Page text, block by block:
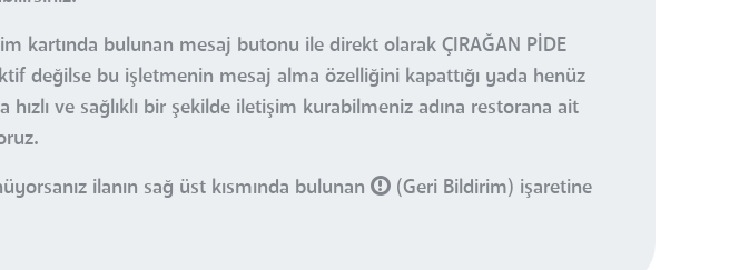
kartında bulunan mesaj butonu ile direkt olarak ÇIRAĞAN PİDE
değilse bu işletmenin mesaj alma özelliğini kapattığı yada henüz
ve sağlıklı bir şekilde iletişim kurabilmeniz adına restorana ait
ilanın sağ üst kısmında bulunan
(Geri Bildirim) işaretine